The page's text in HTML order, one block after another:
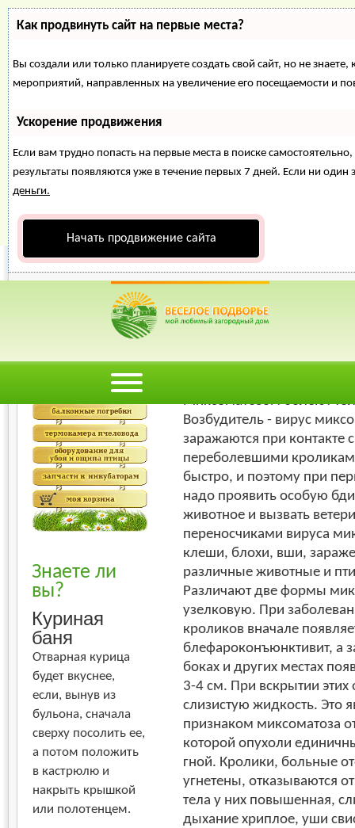
Как продвинуть сайт на первые места?
Вы создали или только планируете создать свой сайт, но не
мероприятий, направленных на увеличение его посещаемости и
Ускорение продвижения
Если вам трудно попасть на первые места в поиске
результаты появляются уже в течение первых 7 дней. Если ни один
деньги.
Начать продвижение сайта
Энциклопедия
Знаете ли
вы?
Куриная
баня
Отварная курица
будет вкуснее,
если, вынув из
бульона, сначала
сверху посолить ее,
а потом положить
в кастрюлю и
накрыть крышкой
или полотенцем.
Миксоматоз
Худший
Лучший
Миксоматозом болеют
Возбудитель - вирус
заражаются при
переболевшими
быстро, и поэтому при
надо проявить особую
животное и вызвать
переносчиками вируса
клеши, блохи, вши,
различные животные и
Различают две формы
узелковую. При
кроликов вначале
блефароконъюнктивит, а
боках и других местах
3-4 см. При вскрытии
слизистую жидкость. Это
признаком миксоматоза
которой опухоли
гной. Кролики, больные
угнетены, отказываются
тела у них повышенная,
дыхание хриплое, уши